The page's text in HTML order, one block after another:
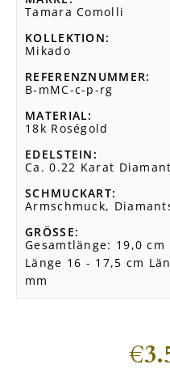
Tamara Comolli
KOLLEKTION
Mikado
REFERENZNUMMER
B-mMC-c-p-rg
MATERIAL
18k Roségold
EDELSTEIN
Ca. 0.22 Karat
SCHMUCKART
Armschmuck,
GRÖSSE
Gesamtlänge: 19,0
Länge 16 - 17,5 cm
mm
€